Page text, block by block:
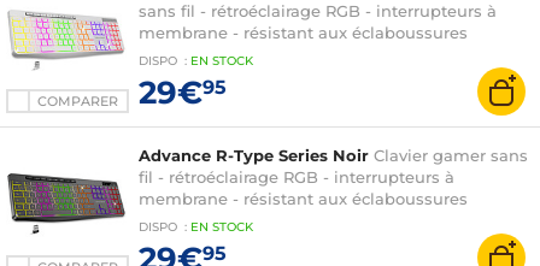
COMPARER
sans fil - rétroéclairage RGB - interrupteurs à
membrane - résistant aux éclaboussures
(AZERTY, Français)
DISPO : EN STOCK
29€95
Advance R-Type Series Noir Clavier gamer sans
fil - rétroéclairage RGB - interrupteurs à
membrane - résistant aux éclaboussures
(AZERTY, Français)
DISPO : EN STOCK
95